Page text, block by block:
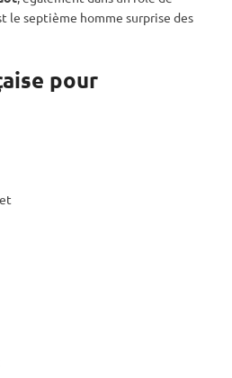
le septième homme surprise des
pour